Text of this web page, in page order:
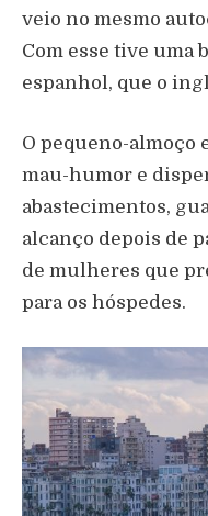
veio no mesmo
Com esse tive uma
espanhol, que o
O pequeno-almoço
mau-humor e
abastecimentos,
alcanço depois de
de mulheres que
para os hóspedes.